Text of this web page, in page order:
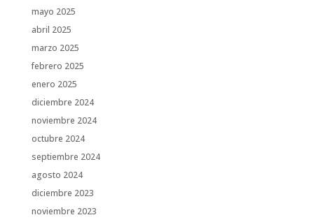
mayo 2025
abril 2025
marzo 2025
febrero 2025
enero 2025
diciembre 2024
noviembre 2024
octubre 2024
septiembre 2024
agosto 2024
diciembre 2023
noviembre 2023